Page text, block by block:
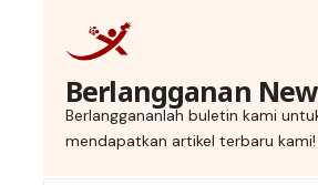
Berlangganan
Berlanggananlah buletin kami
mendapatkan artikel terbaru kami!